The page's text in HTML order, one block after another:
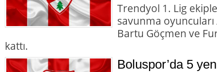
Trendyol 1. Lig
savunma oyuncuları
Bartu Göçmen ve
kattı.
Boluspor’da 5